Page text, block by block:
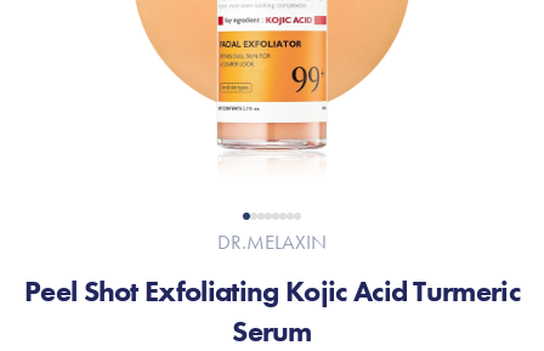
DR.MELAXIN
Peel Shot Exfoliating Kojic Acid Turmeric
Serum